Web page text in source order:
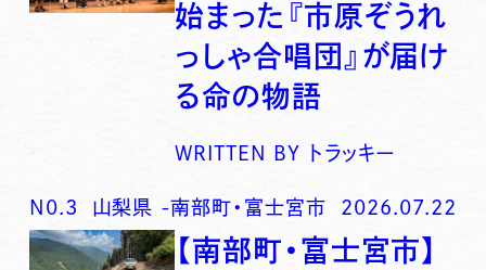
始まった『市原ぞうれ
っしゃ合唱団』が届け
る命の物語
WRITTEN BY トラッキー
N0. 3 山梨県 -南部町・富士宮市 2026.07.22
【南部町・富士宮市】